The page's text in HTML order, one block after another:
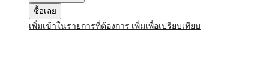
ซื้อเลย
เพิ่มเข้าในรายการที่ต้องการ เพิ่มเพื่อเปรียบเทียบ